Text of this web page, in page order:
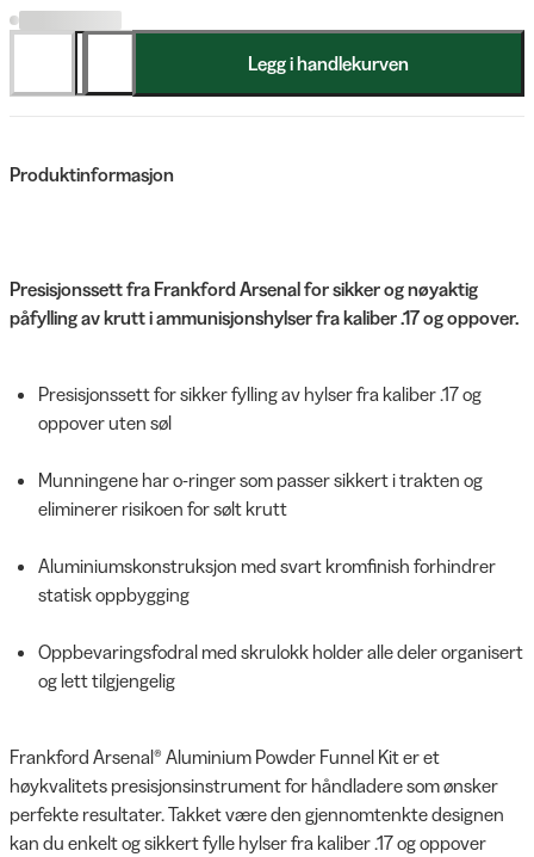
Legg i handlekurven
Produktinformasjon
Presisjonssett fra Frankford Arsenal for sikker og nøyaktig
påfylling av krutt i ammunisjonshylser fra kaliber .17 og oppover.
Presisjonssett for sikker fylling av hylser fra kaliber .17 og
oppover uten søl
Munningene har o-ringer som passer sikkert i trakten og
eliminerer risikoen for sølt krutt
Aluminiumskonstruksjon med svart kromfinish forhindrer
statisk oppbygging
Oppbevaringsfodral med skrulokk holder alle deler organisert
og lett tilgjengelig
Frankford Arsenal® Aluminium Powder Funnel Kit er et
høykvalitets presisjonsinstrument for håndladere som ønsker
perfekte resultater. Takket være den gjennomtenkte designen
kan du enkelt og sikkert fylle hylser fra kaliber .17 og oppover